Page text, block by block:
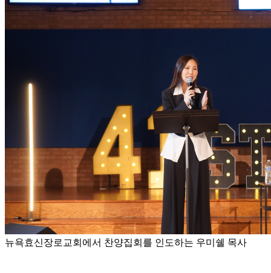
뉴욕효신장로교회에서 찬양집회를 인도하는 우미쉘 목사